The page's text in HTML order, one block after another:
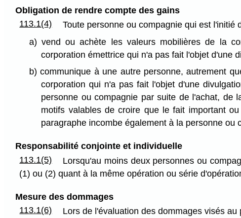
Obligation de rendre compte des gains
113.1(4)
Toute personne ou compagnie qui est l'initié
a) vend ou achète les valeurs mobilières de la
corporation émettrice qui n'a pas fait l'objet d'une
b) communique à une autre personne, autrement
corporation qui n'a pas fait l'objet d'une
personne ou compagnie par suite de l'achat, de
motifs valables de croire que le fait important
paragraphe incombe également à la personne
Responsabilité conjointe et individuelle
113.1(5)
Lorsqu'au moins deux personnes ou
(1) ou (2) quant à la même opération ou série
Mesure des dommages
113.1(6)
Lors de l'évaluation des dommages visés